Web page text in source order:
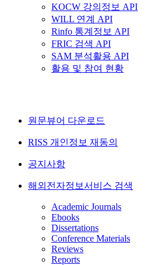
KOCW 강의정보 API
WILL 연계 API
Rinfo 통계정보 API
FRIC 검색 API
SAM 분석활용 API
활용 및 참여 현황
원문뷰어 다운로드
RISS 개인정보 재동의
공지사항
해외전자정보서비스 검색
Academic Journals
Ebooks
Dissertations
Conference Materials
Reviews
Reports